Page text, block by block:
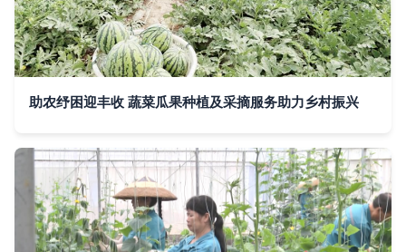
助农纾困迎丰收 蔬菜瓜果种植及采摘服务助力乡村振兴